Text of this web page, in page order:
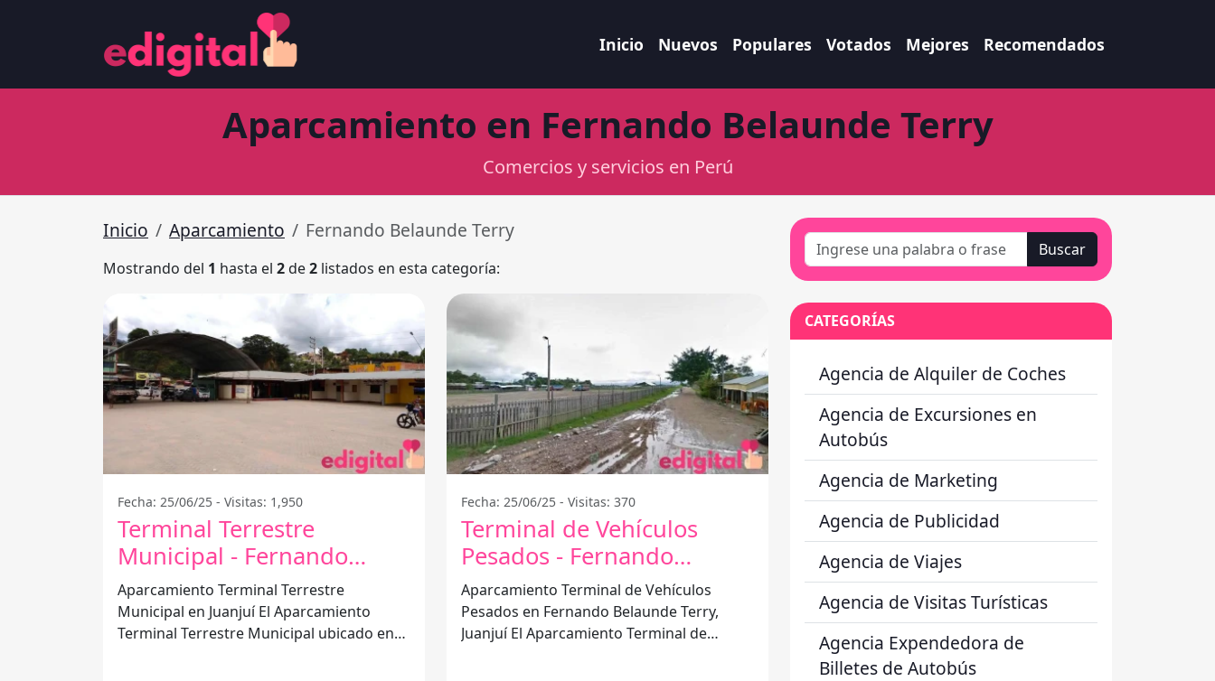
Inicio Nuevos Populares Votados Mejores Recomendados
Aparcamiento en Fernando Belaunde Terry
Comercios y servicios en Perú
Inicio Aparcamiento Fernando Belaunde Terry
Mostrando del 1 hasta el 2de2 listados en esta categoría:
Fecha: 25/06/25 - Visitas: 1,950
Terminal Terrestre
Municipal - Fernando
Belaunde Terry
Aparcamiento Terminal Terrestre
Municipal en Juanjuí El Aparcamiento
Terminal Terrestre Municipal ubicado en
Fecha: 25/06/25 - Visitas: 370
Terminal de Vehículos
Pesados - Fernando
Belaunde Terry
Aparcamiento Terminal de Vehículos
Pesados en Fernando Belaunde Terry,
Juanjuí El Aparcamiento Terminal de
Buscar
CATEGORÍAS
Agencia de Alquiler de Coches
Agencia de Excursiones en
Autobús
Agencia de Marketing
Agencia de Publicidad
Agencia de Viajes
Agencia de Visitas Turísticas
Agencia Expendedora de
Billetes de Autobús